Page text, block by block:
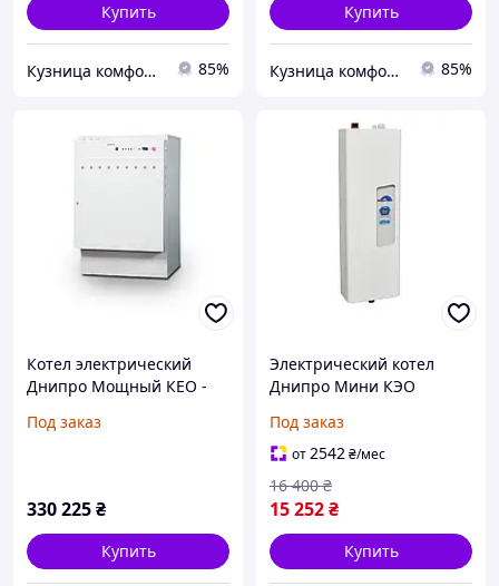
Купить
Кузница комфорта 85%
Купить
Кузница комфорта 85%
Котел электрический
Днипро Мощный КЕО -
Под заказ
330 225₴
Купить
Электрический котел
Днипро Мини КЭО
Под заказ
от2542₴/мес
15 252₴
16 400 ₴
Купить